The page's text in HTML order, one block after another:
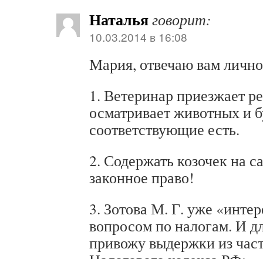
Натальяговорит:
10.03.2014 в 16:08
Мария, отвечаю вам
1. Ветеринар приезжает
осматривает животных и
соответствующие есть.
2. Содержать козочек на
законное право!
3. Зотова М. Г. уже
вопросом по налогам. И
привожу выдержки из